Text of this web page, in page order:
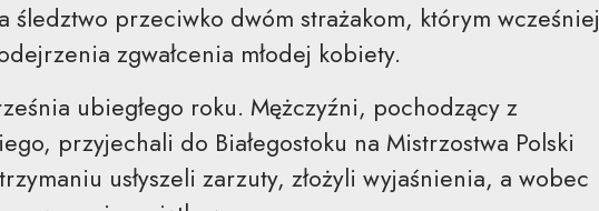
śledztwo przeciwko dwóm strażakom, którym wcześniej
zgwałcenia młodej kobiety.
ubiegłego roku. Mężczyźni, pochodzący z
przyjechali do Białegostoku na Mistrzostwa Polski
usłyszeli zarzuty, złożyli wyjaśnienia, a wobec